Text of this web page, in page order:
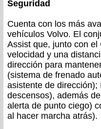
Seguridad
Cuenta con los más
vehículos Volvo. El
Assist que, junto con
velocidad y una
dirección para
(sistema de frenado
asistente de
descensos), además
alerta de punto ciego)
al hacer marcha atrás).